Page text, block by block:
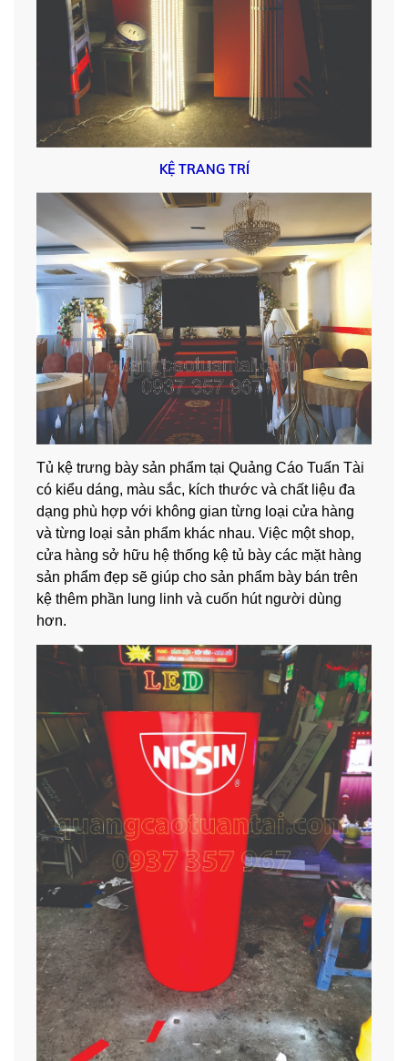
KỆ TRANG TRÍ
Tủ kệ trưng bày sản phẩm tại Quảng Cáo Tuấn Tài
có kiểu dáng, màu sắc, kích thước và chất liệu đa
dạng phù hợp với không gian từng loại cửa hàng
và từng loại sản phẩm khác nhau. Việc một shop,
cửa hàng sở hữu hệ thống kệ tủ bày các mặt hàng
sản phẩm đẹp sẽ giúp cho sản phẩm bày bán trên
kệ thêm phần lung linh và cuốn hút người dùng
hơn.